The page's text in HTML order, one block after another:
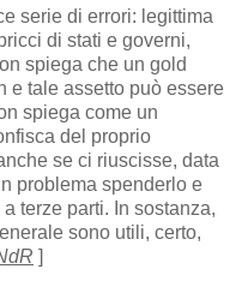
serie di errori: legittima
di stati e governi,
spiega che un gold
e tale assetto può essere
spiega come un
del proprio
se ci riuscisse, data
problema spenderlo e
terze parti. In sostanza,
sono utili, certo,
]